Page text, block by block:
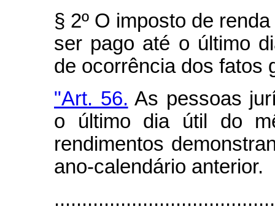
§ 2º O imposto de
ser pago até o último
de ocorrência dos fatos
"Art. 56. As pessoas
o último dia útil do
rendimentos
ano-calendário anterior.